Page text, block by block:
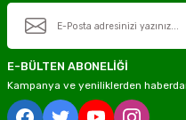
E-BÜLTEN ABONELİĞİ
Kampanya ve yeniliklerden